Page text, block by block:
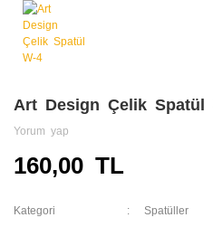
Art Design Çelik Spatül
Yorum yap
160,00 TL
Kategori Spatüller